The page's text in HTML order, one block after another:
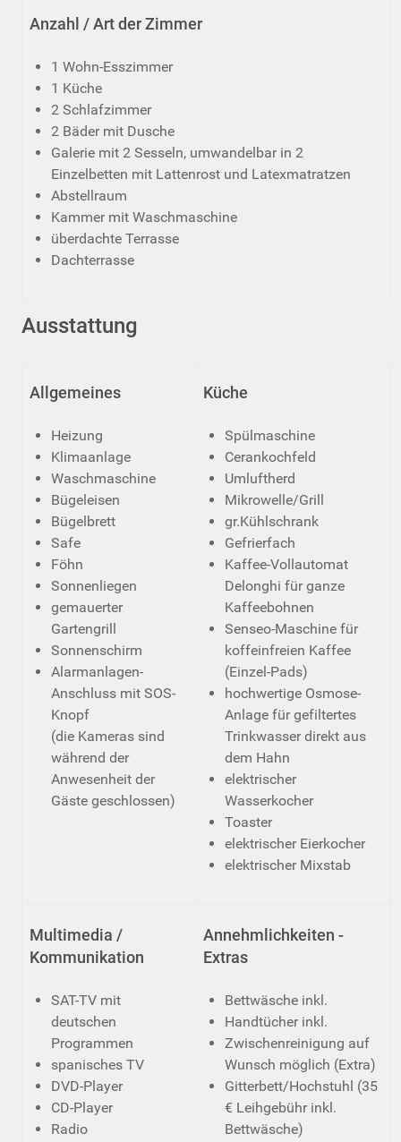
Anzahl / Art der Zimmer
1 Wohn-Esszimmer
1 Küche
2 Schlafzimmer
2 Bäder mit Dusche
Galerie mit 2 Sesseln, umwandelbar in 2
Einzelbetten mit Lattenrost und Latexmatratzen
Abstellraum
Kammer mit Waschmaschine
überdachte Terrasse
Dachterrasse
Ausstattung
Allgemeines
Heizung
Klimaanlage
Waschmaschine
Bügeleisen
Bügelbrett
Safe
Föhn
Sonnenliegen
gemauerter
Gartengrill
Sonnenschirm
Alarmanlagen-
Anschluss mit SOS-
Knopf
(die Kameras sind
während der
Anwesenheit der
Gäste geschlossen)
Küche
Spülmaschine
Cerankochfeld
Umluftherd
Mikrowelle/Grill
gr.Kühlschrank
Gefrierfach
Kaffee-Vollautomat
Delonghi für ganze
Kaffeebohnen
Senseo-Maschine für
koffeinfreien Kaffee
(Einzel-Pads)
hochwertige Osmose-
Anlage für gefiltertes
Trinkwasser direkt aus
dem Hahn
elektrischer
Wasserkocher
Toaster
elektrischer Eierkocher
elektrischer Mixstab
Multimedia /
Kommunikation
SAT-TV mit
deutschen
Programmen
spanisches TV
DVD-Player
CD-Player
Radio
Annehmlichkeiten -
Extras
Bettwäsche inkl.
Handtücher inkl.
Zwischenreinigung auf
Wunsch möglich (Extra)
Gitterbett/Hochstuhl (35
€ Leihgebühr inkl.
Bettwäsche)